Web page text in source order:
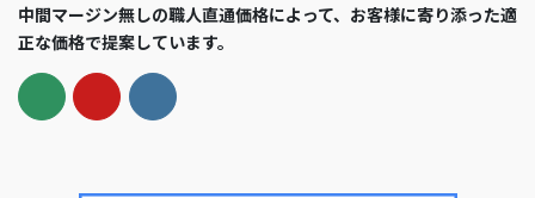
中間マージン無しの職人直通価格によって、お客様に寄り添った適
正な価格で提案しています。